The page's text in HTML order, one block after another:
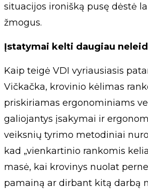
situacijos ironišką pusę dėstė
žmogus.
Įstatymai kelti daugiau
Kaip teigė VDI vyriausiasis
Vičkačka, krovinio kėlimas
priskiriamas ergonominiams
galiojantys įsakymai ir
veiksnių tyrimo metodiniai
kad „vienkartinio rankomis
masė, kai krovinys nuolat
pamainą ar dirbant kitą darbą